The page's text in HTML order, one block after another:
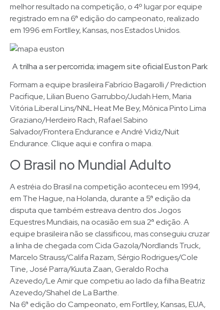
melhor resultado na competição, o 4º lugar por equipe
registrado em na 6ª edição do campeonato, realizado
em 1996 em FortIley, Kansas, nos Estados Unidos.
A trilha a ser percorrida; imagem site oficial Euston Park
Formam a equipe brasileira Fabrício Bagarolli / Prediction
Pacifique, Lilian Bueno Garrubbo/Judah Hem, Maria
Vitória Liberal Lins/NNL Heat Me Bey, Mônica Pinto Lima
Graziano/Herdeiro Rach, Rafael Sabino
Salvador/Frontera Endurance e André Vidiz/Nuit
Endurance. Clique aqui e confira o mapa.
O Brasil no Mundial Adulto
A estréia do Brasil na competição aconteceu em 1994,
em The Hague, na Holanda, durante a 5ª edição da
disputa que também estreava dentro dos Jogos
Equestres Mundiais, na ocasião em sua 2ª edição. A
equipe brasileira não se classificou, mas conseguiu cruzar
a linha de chegada com Cida Gazola/Nordlands Truck,
Marcelo Strauss/Califa Razam, Sérgio Rodrigues/Cole
Tine, José Parra/Kuuta Zaan, Geraldo Rocha
Azevedo/Le Amir que competiu ao lado da filha Beatriz
Azevedo/Shahel de La Barthe.
Na 6ª edição do Campeonato, em FortIley, Kansas, EUA,